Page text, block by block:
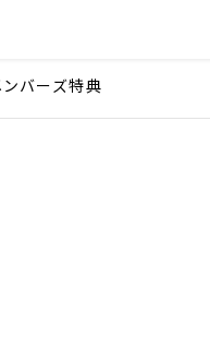
ンバーズ特典